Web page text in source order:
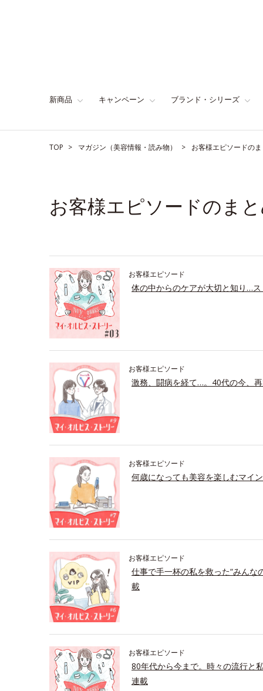
新商品 キャンペーン ブランド・シリーズ
TOP マガジン（美容情報・読み物） お客様エピソードの
お客様エピソードのま
お客様エピソード
体の中からのケアが大切と知り…
お客様エピソード
激務、闘病を経て…。40代の今、
お客様エピソード
何歳になっても美容を楽しむマイ
お客様エピソード
仕事で手一杯の私を救った“みんな
載
お客様エピソード
80年代から今まで。時々の流行と
連載